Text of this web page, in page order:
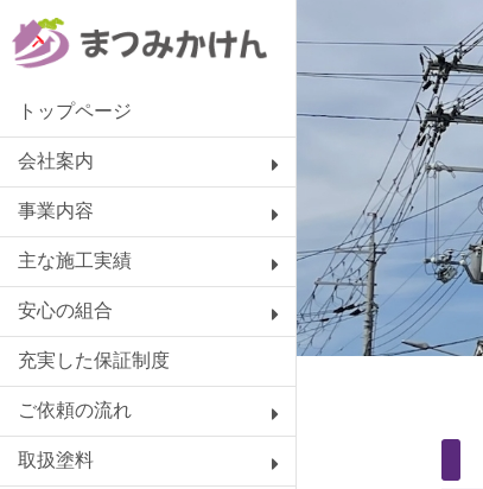
トップページ
会社案内
事業内容
主な施工実績
安心の組合
充実した保証制度
ご依頼の流れ
取扱塗料